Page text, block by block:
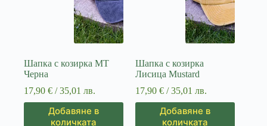
Шапка с козирка MT
Черна
17,90 € / 35,01 лв.
Добавяне в
количката
Шапка с козирка
Лисица Mustard
17,90€ / 35,01 лв.
Добавяне в
количката